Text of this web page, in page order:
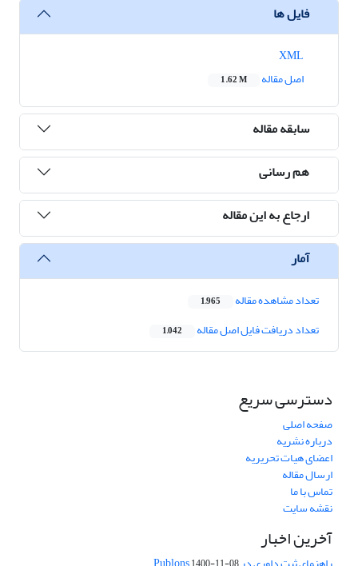
فایل ها
اصل مقاله
1.62 M
سابقه مقاله
هم رسانی
ارجاع به این مقاله
آمار
تعداد مشاهده مقاله 1,965
تعداد دریافت فایل اصل مقاله 1,042
دسترسی سریع
صفحه اصلی
درباره نشریه
اعضای هیات تحریریه
ارسال مقاله
تماس با ما
نقشه سایت
آخرین اخبار